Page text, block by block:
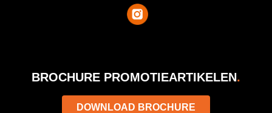
BROCHURE PROMOTIEARTIKELEN.
DOWNLOAD BROCHURE